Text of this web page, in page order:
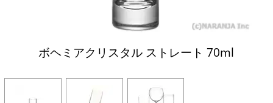
ボヘミアクリスタル ストレート 70ml